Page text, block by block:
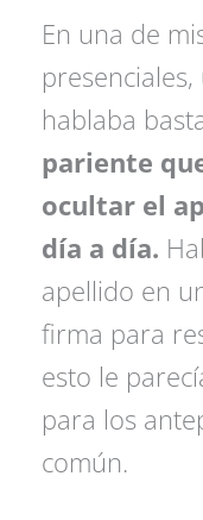
En una de
hablaba
pariente
ocultar el
día a día.
apellido en
firma para
esto le
para los
común.